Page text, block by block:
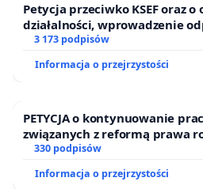
Petycja przeciwko KSEF oraz
działalności, wprowadzenie
finansowej kluczowych
3 173 podpisów
Informacja o przejrzystości
PETYCJA o kontynuowanie
związanych z reformą prawa
330 podpisów
Informacja o przejrzystości